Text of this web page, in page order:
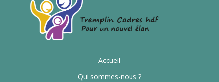
Accueil
Qui sommes-nous ?